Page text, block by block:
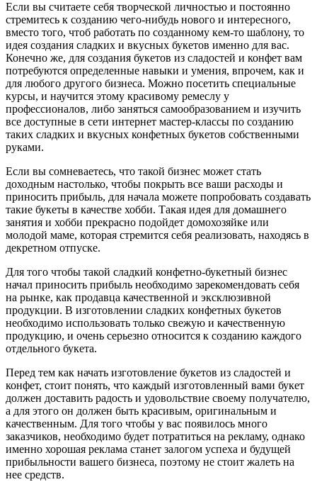
Если вы считаете себя творческой личностью и постоянно
стремитесь к созданию чего-нибудь нового и интересного,
вместо того, чтоб работать по созданному кем-то шаблону, то
идея создания сладких и вкусных букетов именно для вас.
Конечно же, для создания букетов из сладостей и конфет вам
потребуются определенные навыки и умения, впрочем, как и
для любого другого бизнеса. Можно посетить специальные
курсы, и научится этому красивому ремеслу у
профессионалов, либо заняться самообразованием и изучить
все доступные в сети интернет мастер-классы по созданию
таких сладких и вкусных конфетных букетов собственными
руками.
Если вы сомневаетесь, что такой бизнес может стать
доходным настолько, чтобы покрыть все ваши расходы и
приносить прибыль, для начала можете попробовать создавать
такие букеты в качестве хобби. Такая идея для домашнего
занятия и хобби прекрасно подойдет домохозяйке или
молодой маме, которая стремится себя реализовать, находясь в
декретном отпуске.
Для того чтобы такой сладкий конфетно-букетный бизнес
начал приносить прибыль необходимо зарекомендовать себя
на рынке, как продавца качественной и эксклюзивной
продукции. В изготовлении сладких конфетных букетов
необходимо использовать только свежую и качественную
продукцию, и очень серьезно относится к созданию каждого
отдельного букета.
Перед тем как начать изготовление букетов из сладостей и
конфет, стоит понять, что каждый изготовленный вами букет
должен доставить радость и удовольствие своему получателю,
а для этого он должен быть красивым, оригинальным и
качественным. Для того чтобы у вас появилось много
заказчиков, необходимо будет потратиться на рекламу, однако
именно хорошая реклама станет залогом успеха и будущей
прибыльности вашего бизнеса, поэтому не стоит жалеть на
нее средств.